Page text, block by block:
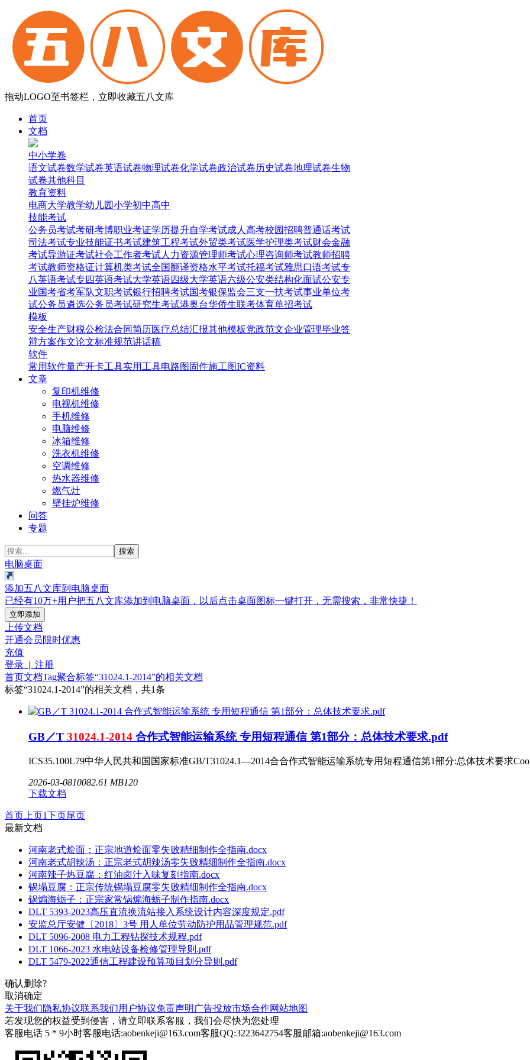
拖动LOGO至书签栏，立即收藏五八文库
首页
文档
中小学卷
语文试卷数学试卷英语试卷物理试卷化学试卷政治试卷历史试卷地理试卷生物
试卷其他科目
教育资料
电商大学教学幼儿园小学初中高中
技能考试
公务员考试考研考博职业考证学历提升自学考试成人高考校园招聘普通话考试
司法考试专业技能证书考试建筑工程考试外贸类考试医学护理类考试财会金融
考试导游证考试社会工作者考试人力资源管理师考试心理咨询师考试教师招聘
考试教师资格证计算机类考试全国翻译资格水平考试托福考试雅思口语考试专
八英语考试专四英语考试大学英语四级大学英语六级公安类结构化面试公安专
业国考省考军队文职考试银行招聘考试国考银保监会三支一扶考试事业单位考
试公务员遴选公务员考试研究生考试港奥台华侨生联考体育单招考试
模板
安全生产财税公检法合同简历医疗总结汇报其他模板党政范文企业管理毕业答
辩方案作文论文标准规范讲话稿
软件
常用软件量产开卡工具实用工具电路图 固件施工图IC资料
文章
复印机维修
电视机维修
手机维修
电脑维修
冰箱维修
洗衣机维修
空调维修
热水器维修
燃气灶
壁挂炉维修
问答
专题
搜索
电脑桌面
添加五八文库到电脑桌面
已经有10万+用户把五八文库添加到电脑桌面，以后点击桌面图标一键打开，无需搜索，非常快捷！
立即添加
上传文档
开通会员限时优惠
充值
登录 | 注册
首页文档Tag聚合标签“31024.1-2014”的相关文档
标签“31024.1-2014”的相关文档，共1条
GB／T 31024.1-2014 合作式智能运输系统 专用短程通信 第1部分：总体技术要求.pdf
ICS35.100L79中华人民共和国国家标准GB/T31024.1—2014合合作式智能运输系统专用短程通信第1部分:总体技术要求
2026-03-0810082.61 MB120
下载文档
首页上页1下页尾页
最新文档
河南老式烩面：正宗地道烩面零失败精细制作全指南.docx
河南老式胡辣汤：正宗老式胡辣汤零失败精细制作全指南.docx
河南辣子热豆腐：红油卤汁入味复刻指南.docx
锅塌豆腐：正宗传统锅塌豆腐零失败精细制作全指南.docx
锅煽海蛎子：正宗家常锅煽海蛎子制作指南.docx
DLT 5393-2023高压直流换流站接入系统设计内容深度规定.pdf
安监总厅安健〔2018〕3号 用人单位劳动防护用品管理规范.pdf
DLT 5096-2008 电力工程钻探技术规程.pdf
DLT 1066-2023 水电站设备检修管理导则.pdf
DLT 5479-2022通信工程建设预算项目划分导则.pdf
确认删除?
取消确定
关于我们隐私协议联系我们用户协议免责声明广告投放市场合作网站地图
若发现您的权益受到侵害，请立即联系客服，我们会尽快为您处理
客服电话 5 * 9小时客服电话:aobenkeji@163.com客服QQ:3223642754客服邮箱:aobenkeji@163.com